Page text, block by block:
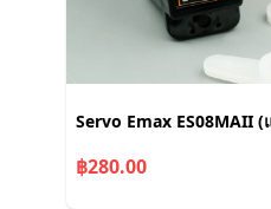
Servo Emax ES08MAII (
฿280.00